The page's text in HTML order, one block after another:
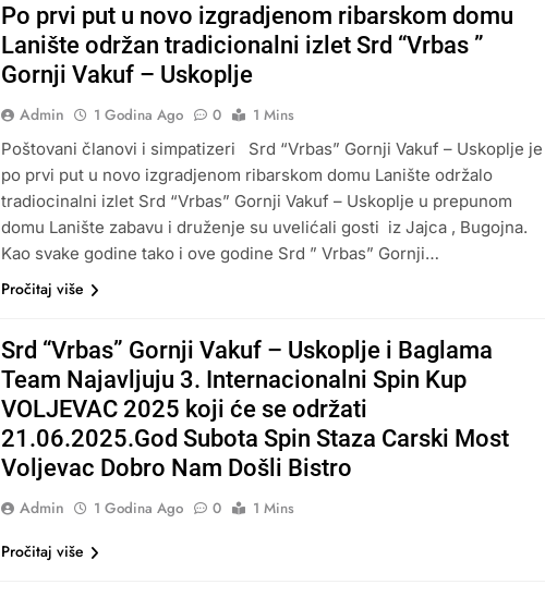
Po prvi put u novo izgradjenom ribarskom domu
Lanište održan tradicionalni izlet Srd “Vrbas ”
Gornji Vakuf – Uskoplje
Admin 1 Godina Ago 0
1 Mins
Poštovani članovi i simpatizeri Srd “Vrbas” Gornji Vakuf – Uskoplje je
po prvi put u novo izgradjenom ribarskom domu Lanište održalo
tradiocinalni izlet Srd “Vrbas” Gornji Vakuf – Uskoplje u prepunom
domu Lanište zabavu i druženje su uvelićali gosti iz Jajca , Bugojna.
Kao svake godine tako i ove godine Srd ” Vrbas” Gornji…
Pročitaj više
Srd “Vrbas” Gornji Vakuf – Uskoplje i Baglama
Team Najavljuju 3. Internacionalni Spin Kup
VOLJEVAC 2025 koji će se održati
21.06.2025.God Subota Spin Staza Carski Most
Voljevac Dobro Nam Došli Bistro
Admin 1 Godina Ago 0 1 Mins
Pročitaj više